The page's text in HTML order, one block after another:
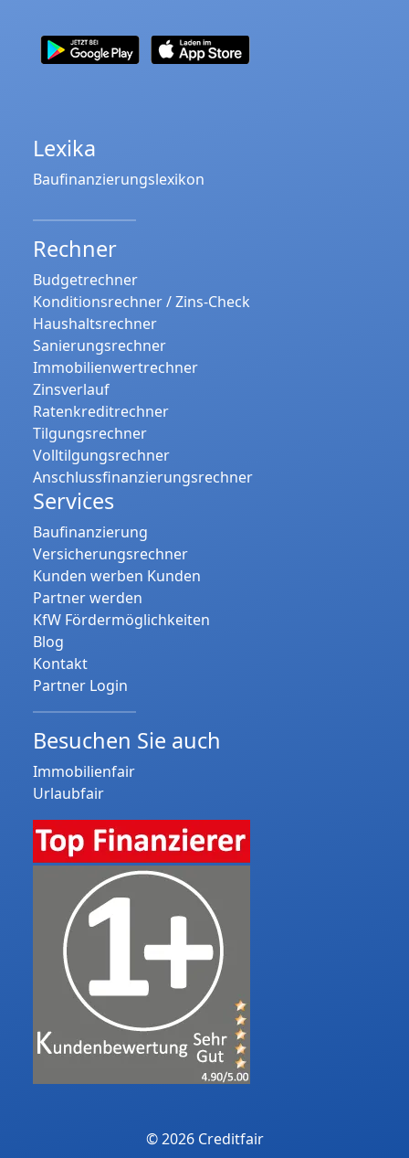
Lexika
Baufinanzierungslexikon
Rechner
Budgetrechner
Konditionsrechner / Zins-Check
Haushaltsrechner
Sanierungsrechner
Immobilienwertrechner
Zinsverlauf
Ratenkreditrechner
Tilgungsrechner
Volltilgungsrechner
Anschlussfinanzierungsrechner
Services
Baufinanzierung
Versicherungsrechner
Kunden werben Kunden
Partner werden
KfW Fördermöglichkeiten
Blog
Kontakt
Partner Login
Besuchen Sie auch
Immobilienfair
Urlaubfair
© 2026 Creditfair